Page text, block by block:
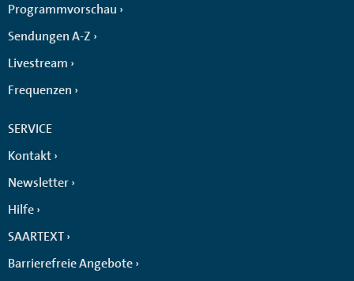
Programmvorschau
Sendungen A-Z
Livestream
Frequenzen
SERVICE
Kontakt
Newsletter
Hilfe
SAARTEXT
Barrierefreie Angebote